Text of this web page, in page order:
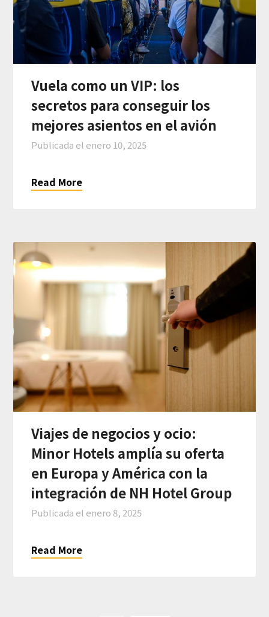
Vuela como un VIP: los
secretos para conseguir los
mejores asientos en el avión
Publicada el enero 10, 2025
Read More
Viajes de negocios y ocio:
Minor Hotels amplía su oferta
en Europa y América con la
integración de NH Hotel Group
Publicada el enero 8, 2025
Read More